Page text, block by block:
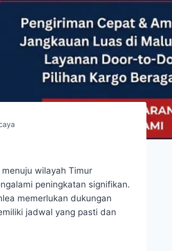
wilayah Timur
peningkatan signifikan.
memerlukan dukungan
jadwal yang pasti dan